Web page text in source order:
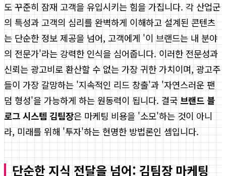
도 꾸준히 잠재 고객을 유입시키는 힘을 가집니다. 각 산업군
의 특성과 고객의 심리를 완벽하게 이해하고 설계된 콘텐츠
는 단순한 정보 제공을 넘어, 고객에게 '이 브랜드는 내 분야
의 전문가'라는 강력한 인식을 심어줍니다. 이러한 전문성과
신뢰는 광고비로 환산할 수 없는 가장 귀한 가치이며, 광고주
들이 가장 갈망하는 '지속적인 리드 창출'과 '자연스러운 팬
덤 형성'을 가능하게 하는 원동력이 됩니다. 결국 브랜드 블
로그 시스템 김팀장은 마케팅 비용을 '소모'하는 것이 아니
라, 미래를 위해 '투자'하는 현명한 방법론인 셈입니다.
단순한 지식 전달을 넘어: 김팀장 마케팅